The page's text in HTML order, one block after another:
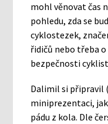
mohl věnovat čas
pohledu, zda se
cyklostezek,
řidičů nebo třeba
bezpečnosti
Dalimil si připravil
miniprezentaci,
pádu z kola. Dle